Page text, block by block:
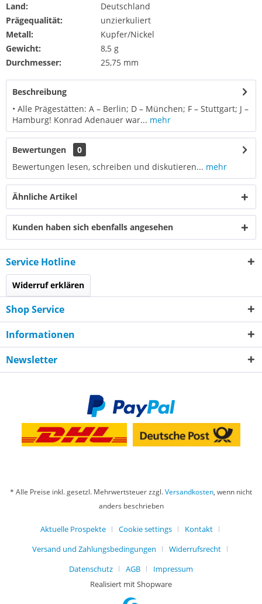
Land:
Deutschland
Prägequalität:
unzierkuliert
Metall:
Kupfer/Nickel
Gewicht:
8,5 g
Durchmesser:
25,75 mm
Beschreibung
• Alle Prägestätten: A – Berlin; D – München; F – Stuttgart; J –
Hamburg! Konrad Adenauer war... mehr
Bewertungen
0
Bewertungen lesen, schreiben und diskutieren... mehr
Ähnliche Artikel
Kunden haben sich ebenfalls angesehen
Service Hotline
Widerruf erklären
Shop Service
Informationen
Newsletter
* Alle Preise inkl. gesetzl. Mehrwertsteuer zzgl.Versandkosten, wenn nicht
anders beschrieben
Aktuelle Prospekte Cookie settings
Kontakt
Versand und Zahlungsbedingungen
Widerrufsrecht
Datenschutz
AGB
Impressum
Realisiert mit Shopware